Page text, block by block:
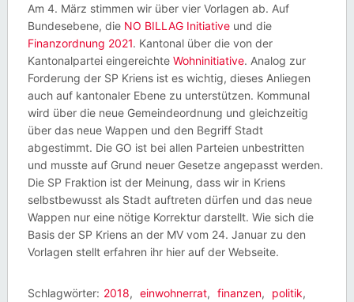
Am 4. März stimmen wir über vier Vorlagen ab. Auf
Bundesebene, die NO BILLAG Initiativeund die
Finanzordnung 2021. Kantonal über die von der
Kantonalpartei eingereichte Wohninitiative. Analog zur
Forderung der SP Kriens ist es wichtig, dieses Anliegen
auch auf kantonaler Ebene zu unterstützen. Kommunal
wird über die neue Gemeindeordnung und gleichzeitig
über das neue Wappen und den Begriff Stadt
abgestimmt. Die GO ist bei allen Parteien unbestritten
und musste auf Grund neuer Gesetze angepasst werden.
Die SP Fraktion ist der Meinung, dass wir in Kriens
selbstbewusst als Stadt auftreten dürfen und das neue
Wappen nur eine nötige Korrektur darstellt. Wie sich die
Basis der SP Kriens an der MV vom 24. Januar zu den
Vorlagen stellt erfahren ihr hier auf der Webseite.
Schlagwörter: 2018, einwohnerrat, finanzen, politik,